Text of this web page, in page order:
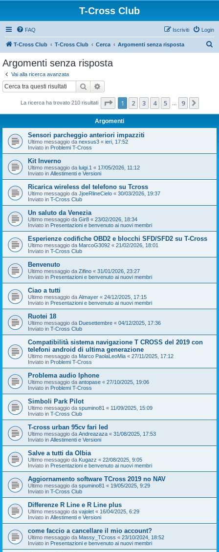
T-Cross Club
FAQ Login
Iscriviti
T-Cross Club T-Cross Club Cerca Argomenti senza risposta
Argomenti senza risposta
Vai alla ricerca avanzata
Cerca
La ricerca ha trovato 210 risultati Pagina di
1 2 3 4 5 9
Argomenti
Sensori parcheggio anteriori impazziti
Ultimo messaggio da nexsus3 « ieri, 17:52
Inviato in Problemi T-Cross
Kit Inverno
Ultimo messaggio da luigi.1 « 17/05/2026, 11:12
Inviato in Allestimenti e Versioni
Ricarica wireless del telefono su Tcross
Ultimo messaggio da JjoeRlineCielo « 30/03/2026, 19:37
Inviato in T-Cross Club
Un saluto da Venezia
Ultimo messaggio da Gir8 « 23/02/2026, 18:34
Inviato in Presentazioni e benvenuto ai nuovi membri
Esperienze codifiche OBD2 e blocchi SFD/SFD2 su T-Cross
Ultimo messaggio da MarcoG3092 « 21/02/2026, 18:01
Inviato in T-Cross Club
Benvenuto
Ultimo messaggio da Zifino « 31/01/2026, 23:27
Inviato in Presentazioni e benvenuto ai nuovi membri
Ciao a tutti
Ultimo messaggio da Almayer « 24/12/2025, 17:15
Inviato in Presentazioni e benvenuto ai nuovi membri
Ruotei 18
Ultimo messaggio da Duesettembre « 04/12/2025, 17:36
Inviato in T-Cross Club
Compatibilità sistema navigazione T CROSS del 2019 con
telefoni android di ultima generazione
Ultimo messaggio da Marco PaolaLeoMia « 27/11/2025, 17:12
Inviato in Problemi T-Cross
Problema audio Iphone
Ultimo messaggio da antopase « 27/10/2025, 19:06
Inviato in Problemi T-Cross
Simboli Park Pilot
Ultimo messaggio da spumino81 « 11/09/2025, 15:09
Inviato in T-Cross Club
T-cross urban 95cv fari led
Ultimo messaggio da Andreazaza « 31/08/2025, 17:53
Inviato in Allestimenti e Versioni
Salve a tutti da Olbia
Ultimo messaggio da Kugazz « 22/08/2025, 9:05
Inviato in Presentazioni e benvenuto ai nuovi membri
Aggiornamento software TCross 2019 no NAV
Ultimo messaggio da spumino81 « 19/05/2025, 9:29
Inviato in T-Cross Club
Differenze R Line e R Line plus
Ultimo messaggio da vajolet « 16/04/2025, 6:29
Inviato in Allestimenti e Versioni
come faccio a cancellare il mio account?
Ultimo messaggio da Massy_TCross « 23/10/2024, 18:52
Inviato in Presentazioni e benvenuto ai nuovi membri